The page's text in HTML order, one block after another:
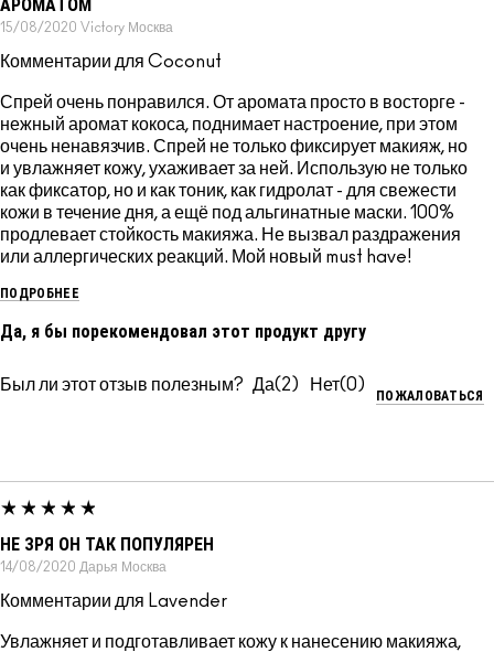
15/08/2020 Victory Москва
Комментарии для Coconut
Спрей очень понравился. От аромата просто в восторге -
нежный аромат кокоса, поднимает настроение, при этом
очень ненавязчив. Спрей не только фиксирует макияж, но
и увлажняет кожу, ухаживает за ней. Использую не только
как фиксатор, но и как тоник, как гидролат - для свежести
кожи в течение дня, а ещё под альгинатные маски. 100%
продлевает стойкость макияжа. Не вызвал раздражения
или аллергических реакций. Мой новый must have!
ПОДРОБНЕЕ
Да, я бы порекомендовал этот продукт другу
Был ли этот отзыв полезным? 2 0
ПОЖАЛОВАТЬСЯ
НЕ ЗРЯ ОН ТАК ПОПУЛЯРЕН
14/08/2020 Дарья Москва
Комментарии для Lavender
Увлажняет и подготавливает кожу к нанесению макияжа,